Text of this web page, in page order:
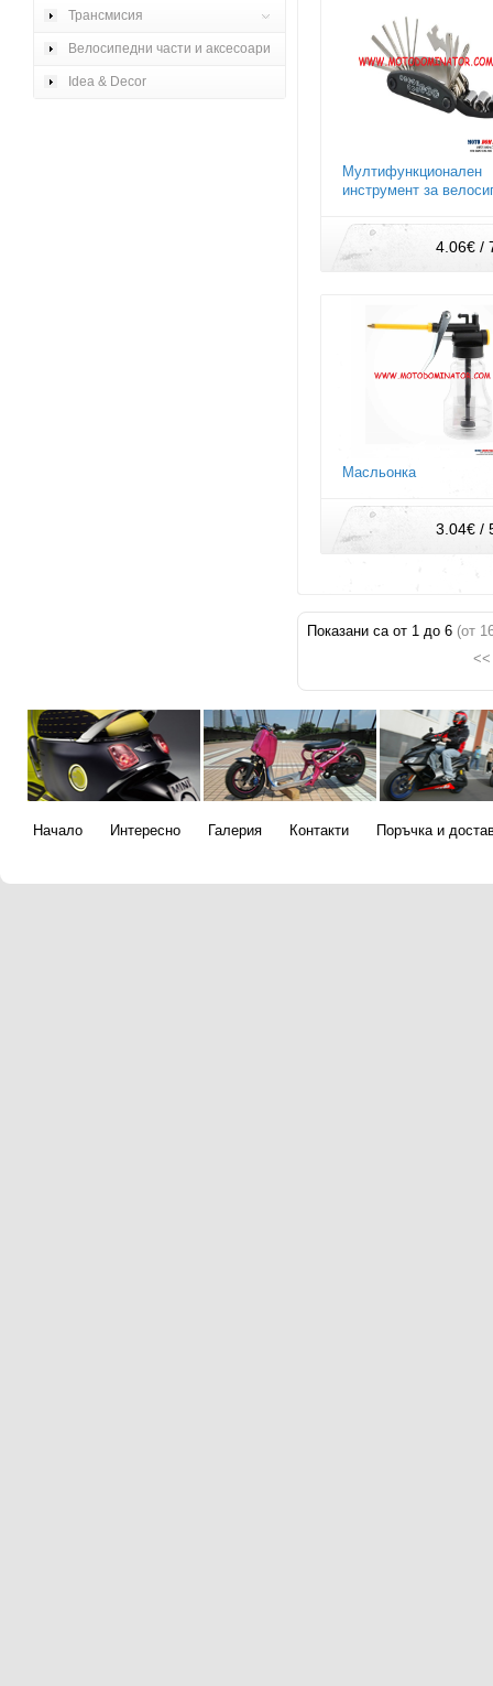
Мултифункционален
инструмент за
4.06€ /
Масльонка
3.04€ /
Показани са от 1 до 6 (от
Трансмисия
Велосипедни части и аксесоари
Idea & Decor
Начало Интересно Галерия Контакти Поръчка и